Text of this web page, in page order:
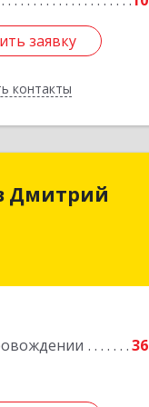
заявку
контакты
заявку
Дмитрий
36
Дмитрий
Евгеньевич